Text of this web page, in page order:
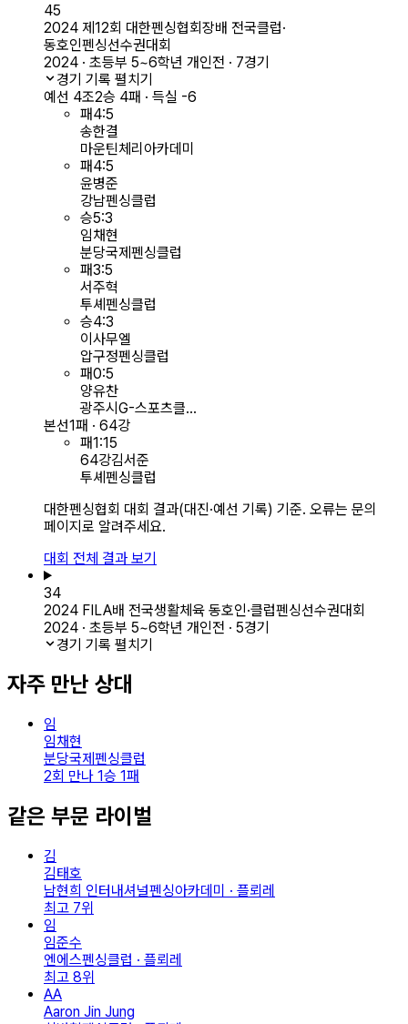
45
2024 제12회 대한펜싱협회장배 전국클럽·
동호인펜싱선수권대회
2024 · 초등부 5~6학년 개인전 · 7경기
경기 기록 펼치기
예선 4조2승 4패 · 득실 -6
패4:5
송한결
마운틴체리아카데미
패4:5
윤병준
강남펜싱클럽
승5:3
임채현
분당국제펜싱클럽
패3:5
서주혁
투셰펜싱클럽
승4:3
이사무엘
압구정펜싱클럽
패0:5
양유찬
광주시G-스포츠클...
본선1패 · 64강
패1:15
64강김서준
투셰펜싱클럽
대한펜싱협회 대회 결과(대진·예선 기록) 기준. 오류는 문의
페이지로 알려주세요.
대회 전체 결과 보기
34
2024 FILA배 전국생활체육 동호인·클럽펜싱선수권대회
2024 · 초등부 5~6학년 개인전 · 5경기
경기 기록 펼치기
자주 만난 상대
임
임채현
분당국제펜싱클럽
2회 만나 1승 1패
같은 부문 라이벌
김
김태호
남현희 인터내셔널펜싱아카데미 · 플뢰레
최고 7위
임
임준수
엔에스펜싱클럽 · 플뢰레
최고 8위
AA
Aaron Jin Jung